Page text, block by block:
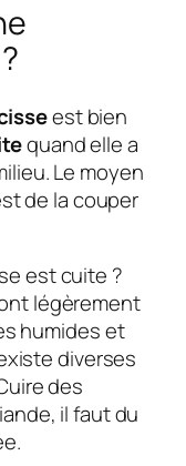
est bien
quand elle a
Le moyen
de la couper
est cuite ?
légèrement
humides et
diverses
des
il faut du